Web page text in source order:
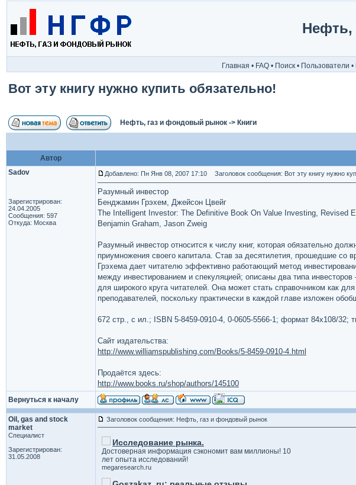
Нефть,
Главная • FAQ • Поиск • Пользователи •
Вот эту книгу нужно купить обязательно!
Нефть, газ и фондовый рынок -> Книги
Автор
Sadov
Зарегистрирован:
24.04.2005
Сообщения: 597
Откуда: Москва
Добавлено: Пн Янв 08, 2007 17:10 Заголовок сообщения: Вот эту книгу нужно
Разумный инвестор
Бенджамин Грэхем, Джейсон Цвейг
The Intelligent Investor: The Definitive Book On Value Investing, Revised
Benjamin Graham, Jason Zweig
Разумный инвестор относится к числу книг, которая обязательно
приумножения своего капитала. Став за десятилетия, прошедшие со
Грэхема дает читателю эффективно работающий метод
между инвестированием и спекуляцией; описаны два типа
для широкого круга читателей. Она может стать справочником как
преподавателей, поскольку практически в каждой главе изложен
672 стр., с ил.; ISBN 5-8459-0910-4, 0-0605-5566-1; формат 84x108/32;
Сайт издательства:
http://www.williamspublishing.com/Books/5-8459-0910-4.html
Продаётся здесь:
http://www.books.ru/shop/authors/145100
Вернуться к началу
Oil, gas and stock
market
Специалист
Зарегистрирован:
31.05.2008
Заголовок сообщения: Нефть, газ и фондовый рынок
Исследование рынка.
Достоверная информация сэкономит вам миллионы! 10
лет опыта исследований!
megaresearch.ru